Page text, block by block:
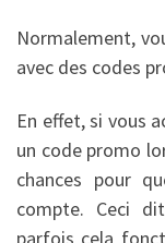
Normalement,
avec des codes
En effet, si vous
un code promo
chances pour
compte. Ceci